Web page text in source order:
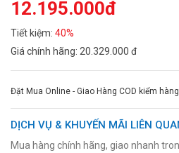
12.195.000đ
Tiết kiệm: 40%
Giá chính hãng: 20.329.000 đ
Đặt Mua Online - Giao Hàng COD kiểm
DỊCH VỤ & KHUYẾN MÃI LIÊN
Mua hàng chính hãng, giao nhanh